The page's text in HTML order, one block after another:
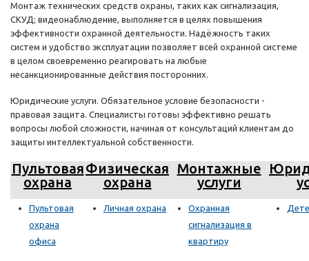
Монтаж технических средств охраны, таких как сигнализация,
СКУД; видеонаблюдение, выполняется в целях повышения
эффективности охранной деятельности. Надёжность таких
систем и удобство эксплуатации позволяет всей охранной системе
в целом своевременно реагировать на любые
несанкционированные действия посторонних.
Юридические услуги. Обязательное условие безопасности -
правовая защита. Специалисты готовы эффективно решать
вопросы любой сложности, начиная от консультаций клиентам до
защиты интеллектуальной собственности.
Пультовая
охрана
Физическая
охрана
Монтажные
услуги
Пультовая
охрана
офиса
Личная охрана
Охранная
сигнализация в
квартиру